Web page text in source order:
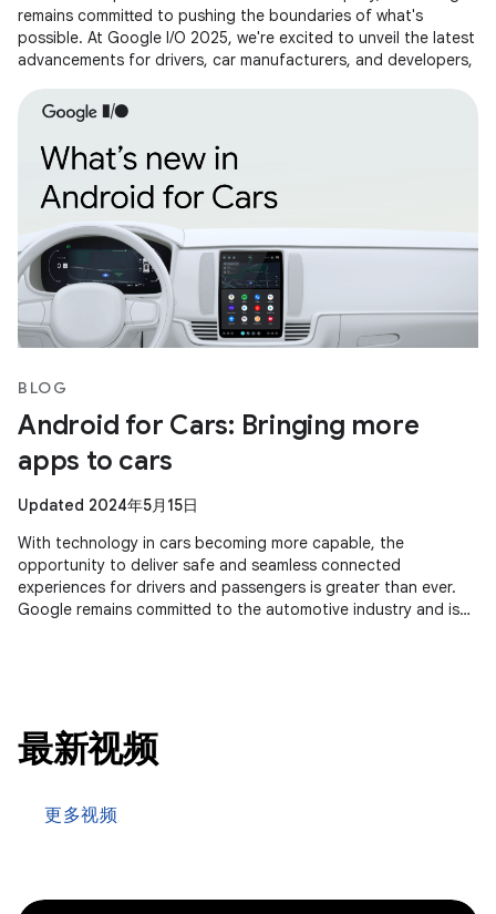
remains committed to pushing the boundaries of what's
possible. At Google I/O 2025, we're excited to unveil the latest
advancements for drivers, car manufacturers, and developers,
BLOG
Android for Cars: Bringing more
apps to cars
Updated 2024年5月15日
With technology in cars becoming more capable, the
opportunity to deliver safe and seamless connected
experiences for drivers and passengers is greater than ever.
Google remains committed to the automotive industry and is
最新视频
更多视频